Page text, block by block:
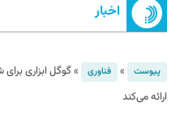
اخبار
پیوست » فناوری »گوگل ابزاری
ارائه می‌کند